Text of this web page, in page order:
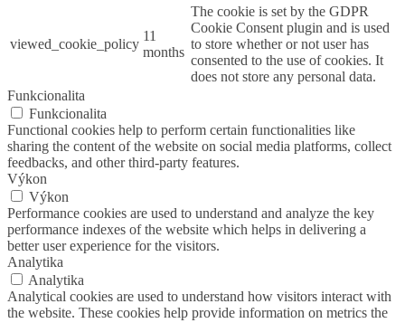
viewed_cookie_policy
11
months
The cookie is set by the GDPR
Cookie Consent plugin and is used
to store whether or not user has
consented to the use of cookies. It
does not store any personal data.
Funkcionalita
Funkcionalita
Functional cookies help to perform certain functionalities like
sharing the content of the website on social media platforms, collect
feedbacks, and other third-party features.
Výkon
Výkon
Performance cookies are used to understand and analyze the key
performance indexes of the website which helps in delivering a
better user experience for the visitors.
Analytika
Analytika
Analytical cookies are used to understand how visitors interact with
the website. These cookies help provide information on metrics the